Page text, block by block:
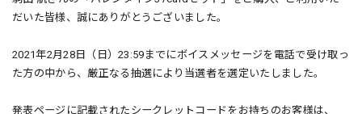
だいた皆様、誠にありがとうございました。
2021年2月28日（日）23:59までにボイスメッセージを電話で受け取っ
た方の中から、厳正なる抽選により当選者を選定いたしました。
発表ページに記載されたシークレットコードをお持ちのお客様は、